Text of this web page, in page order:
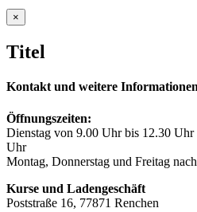
Close
product
view
×
Titel
Kontakt und weitere Informationen
Öffnungszeiten:
Dienstag von 9.00 Uhr bis 12.30
Uhr
Montag, Donnerstag und Freitag
Kurse und Ladengeschäft
Poststraße 16, 77871 Renchen